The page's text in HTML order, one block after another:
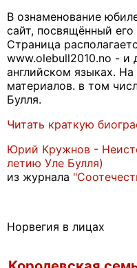
В ознаменование
сайт, посвящённый
Страница
www.olebull2010.no - и
английском языках.
материалов. в том
Булля.
Читать краткую
Юрий Кружнов -
летию Уле Булля)
из журнала
Норвегия в лицах